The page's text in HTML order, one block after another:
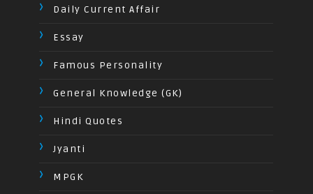
Daily Current Affair
Essay
Famous Personality
General Knowledge (GK)
Hindi Quotes
Jyanti
MPGK